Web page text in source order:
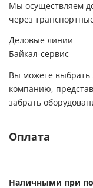
Мы осуществляем
через
Деловые линии
Байкал-сервис
Вы можете выбрать
компанию,
забрать
Оплата
Наличными при